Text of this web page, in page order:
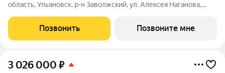
область, Ульяновск, р-н Заволжский, ул. Алексея Наганова,
ипoтечным прогрaммaм. Прямая продажа от застройщика ГК
«Новая». Преимущества:
Позвонить Позвоните мне
3 026 000 ₽